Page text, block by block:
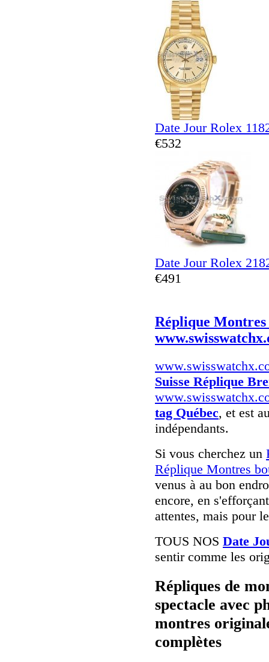
Date Jour Rolex
€532
Date Jour Rolex
€491
Réplique Montres
Suisse Réplique
tag Québec, et est
indépendants.
Si vous cherchez un
Réplique Montres
venus à au bon
encore, en
attentes, mais pour
TOUS NOS Date
sentir comme les
Répliques de
spectacle avec
montres
complètes